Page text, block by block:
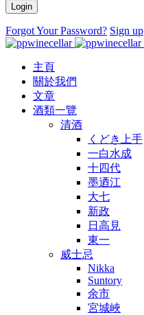
Forgot Your Password? Sign up
主頁
關於我們
文章
酒類一覽
清酒
くどき上手
一白水成
十四代
墨迺江
大七
新政
日高見
東一
威士忌
Nikka
Suntory
余市
宮城峽